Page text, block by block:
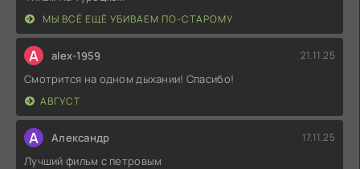
МЫ ВСЁ ЕЩЁ УБИВАЕМ ПО-СТАРОМУ
A alex-1959 21.11.25
Смотрится на одном дыхании! Спасибо!
АВГУСТ
А Александр 17.11.25
Лучший фильм с петровым